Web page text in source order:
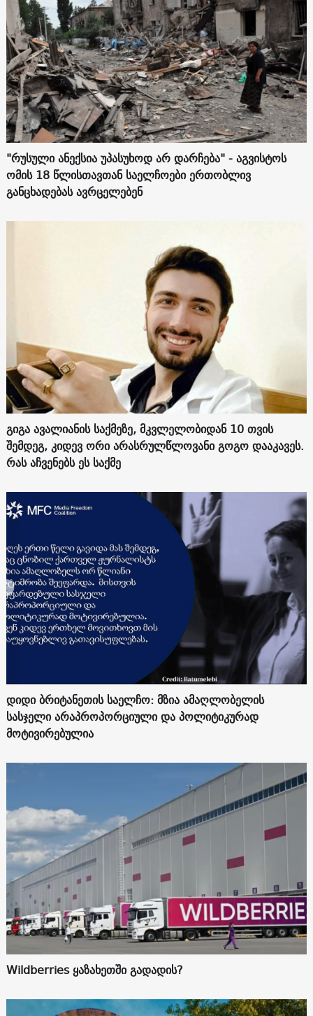
"რუსული ანექსია უპასუხოდ არ დარჩება" - აგვისტოს
ომის 18 წლისთავთან საელჩოები ერთობლივ
განცხადებას ავრცელებენ
გიგა ავალიანის საქმეზე, მკვლელობიდან 10 თვის
შემდეგ, კიდევ ორი არასრულწლოვანი გოგო დააკავეს.
რას აჩვენებს ეს საქმე
დიდი ბრიტანეთის საელჩო: მზია ამაღლობელის
სასჯელი არაპროპორციული და პოლიტიკურად
მოტივირებულია
Wildberries ყაზახეთში გადადის?